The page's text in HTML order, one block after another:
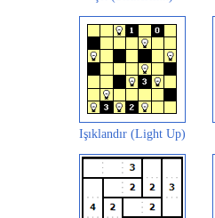
Işıklandır (Light Up)